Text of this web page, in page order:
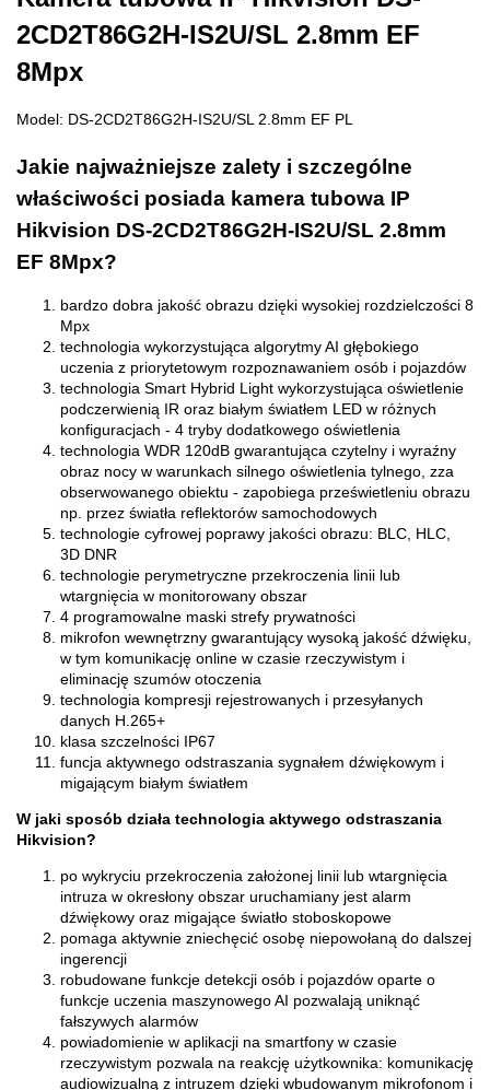
2CD2T86G2H-IS2U/SL 2.8mm EF
8Mpx
Model: DS-2CD2T86G2H-IS2U/SL 2.8mm EF PL
Jakie najważniejsze zalety i szczególne
właściwości posiada kamera tubowa IP
Hikvision DS-2CD2T86G2H-IS2U/SL 2.8mm
EF 8Mpx?
bardzo dobra jakość obrazu dzięki wysokiej rozdzielczości 8
Mpx
technologia wykorzystująca algorytmy AI głębokiego
uczenia z priorytetowym rozpoznawaniem osób i pojazdów
technologia Smart Hybrid Light wykorzystująca oświetlenie
podczerwienią IR oraz białym światłem LED w różnych
konfiguracjach - 4 tryby dodatkowego oświetlenia
technologia WDR 120dB gwarantująca czytelny i wyraźny
obraz nocy w warunkach silnego oświetlenia tylnego, zza
obserwowanego obiektu - zapobiega prześwietleniu obrazu
np. przez światła reflektorów samochodowych
technologie cyfrowej poprawy jakości obrazu: BLC, HLC,
3D DNR
technologie perymetryczne przekroczenia linii lub
wtargnięcia w monitorowany obszar
4 programowalne maski strefy prywatności
mikrofon wewnętrzny gwarantujący wysoką jakość dźwięku,
w tym komunikację online w czasie rzeczywistym i
eliminację szumów otoczenia
technologia kompresji rejestrowanych i przesyłanych
danych H.265+
klasa szczelności IP67
funcja aktywnego odstraszania sygnałem dźwiękowym i
migającym białym światłem
W jaki sposób działa technologia aktywego odstraszania
Hikvision?
po wykryciu przekroczenia założonej linii lub wtargnięcia
intruza w okresłony obszar uruchamiany jest alarm
dźwiękowy oraz migające światło stoboskopowe
pomaga aktywnie zniechęcić osobę niepowołaną do dalszej
ingerencji
robudowane funkcje detekcji osób i pojazdów oparte o
funkcje uczenia maszynowego AI pozwalają uniknąć
fałszywych alarmów
powiadomienie w aplikacji na smartfony w czasie
rzeczywistym pozwala na reakcję użytkownika: komunikację
audiowizualną z intruzem dzięki wbudowanym mikrofonom i